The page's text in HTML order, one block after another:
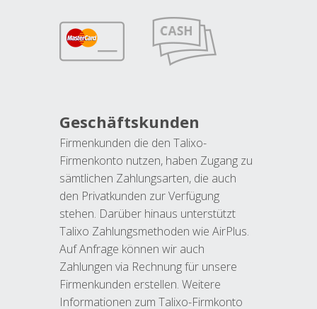
Geschäftskunden
Firmenkunden die den Talixo-
Firmenkonto nutzen, haben Zugang zu
sämtlichen Zahlungsarten, die auch
den Privatkunden zur Verfügung
stehen. Darüber hinaus unterstützt
Talixo Zahlungsmethoden wie AirPlus.
Auf Anfrage können wir auch
Zahlungen via Rechnung für unsere
Firmenkunden erstellen. Weitere
Informationen zum Talixo-Firmkonto